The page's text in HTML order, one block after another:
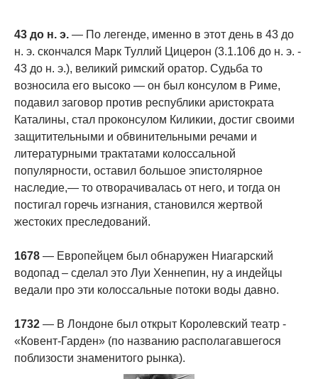
43 до н. э. — По легенде, именно в этот день в 43 до
н. э. скончался Марк Туллий Цицерон (3.1.106 до н. э. -
43 до н. э.), великий римский оратор. Судьба то
возносила его высоко — он был консулом в Риме,
подавил заговор против республики аристократа
Каталины, стал проконсулом Киликии, достиг своими
защитительными и обвинительными речами и
литературными трактатами колоссальной
популярности, оставил большое эпистолярное
наследие,— то отворачивалась от него, и тогда он
постигал горечь изгнания, становился жертвой
жестоких преследований.
1678 — Европейцем был обнаружен Ниагарский
водопад – сделал это Луи Хеннепин, ну а индейцы
ведали про эти колоссальные потоки воды давно.
1732 — В Лондоне был открыт Королевский театр -
«Ковент-Гарден» (по названию располагавшегося
поблизости знаменитого рынка).